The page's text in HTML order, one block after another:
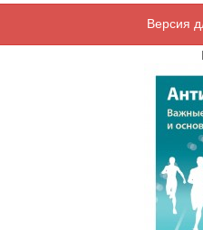
Версия